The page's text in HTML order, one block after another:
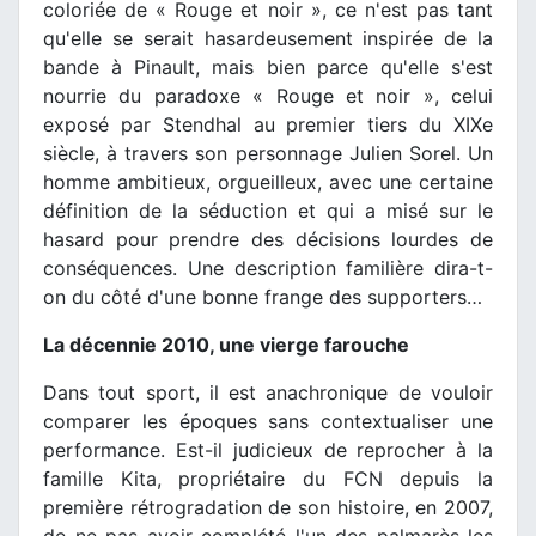
coloriée de « Rouge et noir », ce n'est pas tant
qu'elle se serait hasardeusement inspirée de la
bande à Pinault, mais bien parce qu'elle s'est
nourrie du paradoxe « Rouge et noir », celui
exposé par Stendhal au premier tiers du XIXe
siècle, à travers son personnage Julien Sorel. Un
homme ambitieux, orgueilleux, avec une certaine
définition de la séduction et qui a misé sur le
hasard pour prendre des décisions lourdes de
conséquences. Une description familière dira-t-
on du côté d'une bonne frange des supporters…
La décennie 2010, une vierge farouche
Dans tout sport, il est anachronique de vouloir
comparer les époques sans contextualiser une
performance. Est-il judicieux de reprocher à la
famille Kita, propriétaire du FCN depuis la
première rétrogradation de son histoire, en 2007,